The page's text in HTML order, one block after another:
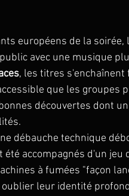
européens de la soirée,
avec une musique
, les titres
que les groupes
découvertes dont
débauche technique
été accompagnés d'un
à fumées "façon
oublier leur identité